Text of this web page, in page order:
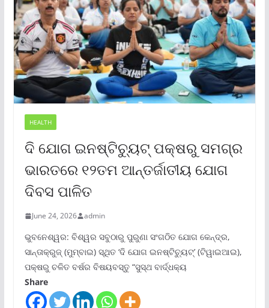
HEALTH
ଦି ଯୋଗ ଇନଷ୍ଟିଚ୍ୟୁଟ୍ ପକ୍ଷରୁ ସମଗ୍ର
ଭାରତରେ ୧୨ତମ ଆନ୍ତର୍ଜାତୀୟ ଯୋଗ
ଦିବସ ପାଳିତ
June 24, 2026 admin
ଭୁବନେଶ୍ୱର: ବିଶ୍ୱର ସବୁଠାରୁ ପୁରୁଣା ସଂଗଠିତ ଯୋଗ କେନ୍ଦ୍ର,
ସାନ୍ତାକ୍ରୁଜ୍ (ମୁମ୍ବାଇ) ସ୍ଥିତ ‘ଦି ଯୋଗ ଇନଷ୍ଟିଚ୍ୟୁଟ୍‌’ (ଟିୱାଇଆଇ),
ପକ୍ଷରୁ ଚଳିତ ବର୍ଷର ବିଷୟବସ୍ତୁ “ସୁସ୍ଥ ବାର୍ଦ୍ଧକ୍ୟ
Share